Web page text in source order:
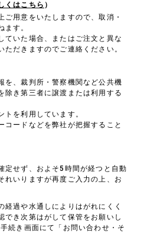
くはこちら ）
用意をいたしますので、取消・
ます。
ていた場合、またはご注文と異な
だきますのでご連絡ください。
を、裁判所・警察機関など公共機
除き第三者に譲渡または利用する
トを利用しています。
コードなどを弊社が把握すること
定せず、およそ5時間が経つと自動
れいりますが再度ご入力の上、お
過や水通しによりはがれにくく
でき次第はがして保管をお願いし
続き画面にて「お問い合わせ・そ